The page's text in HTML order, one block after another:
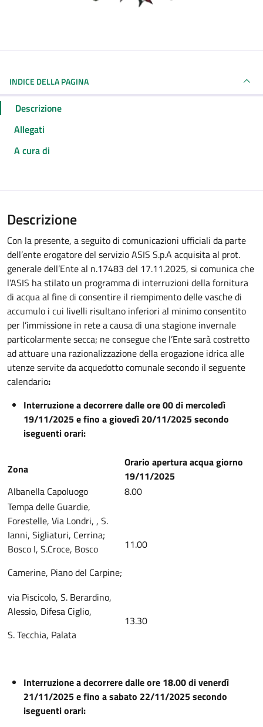
INDICE DELLA PAGINA
Descrizione
Allegati
A cura di
Descrizione
Con la presente, a seguito di comunicazioni ufficiali da parte
dell’ente erogatore del servizio ASIS S.p.A acquisita al prot.
generale dell’Ente al n.17483 del 17.11.2025, si comunica che
l’ASIS ha stilato un programma di interruzioni della fornitura
di acqua al fine di consentire il riempimento delle vasche di
accumulo i cui livelli risultano inferiori al minimo consentito
per l’immissione in rete a causa di una stagione invernale
particolarmente secca; ne consegue che l’Ente sarà costretto
ad attuare una razionalizzazione della erogazione idrica alle
utenze servite da acquedotto comunale secondo il seguente
calendario:
Interruzione a decorrere dalle ore 00 di mercoledì
19/11/2025 e fino a giovedì 20/11/2025 secondo
iseguenti orari:
Zona
Orario apertura acqua giorno
19/11/2025
Albanella Capoluogo
8.00
Tempa delle Guardie,
Forestelle, Via Londri, , S.
Ianni, Sigliaturi, Cerrina;
Bosco I, S.Croce, Bosco
Camerine, Piano del Carpine;
11.00
via Piscicolo, S. Berardino,
Alessio, Difesa Ciglio,
S. Tecchia, Palata
13.30
Interruzione a decorrere dalle ore 18.00 di venerdì
21/11/2025 e fino a sabato 22/11/2025 secondo
iseguenti orari: